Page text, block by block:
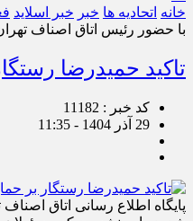
خانه اتحادیه ها خبر خبر اسلايد
با حضور رئیس اتاق اصناف
تاکید حمیدرضا
کد خبر : 11182
29 آذر 1404 - 11:35